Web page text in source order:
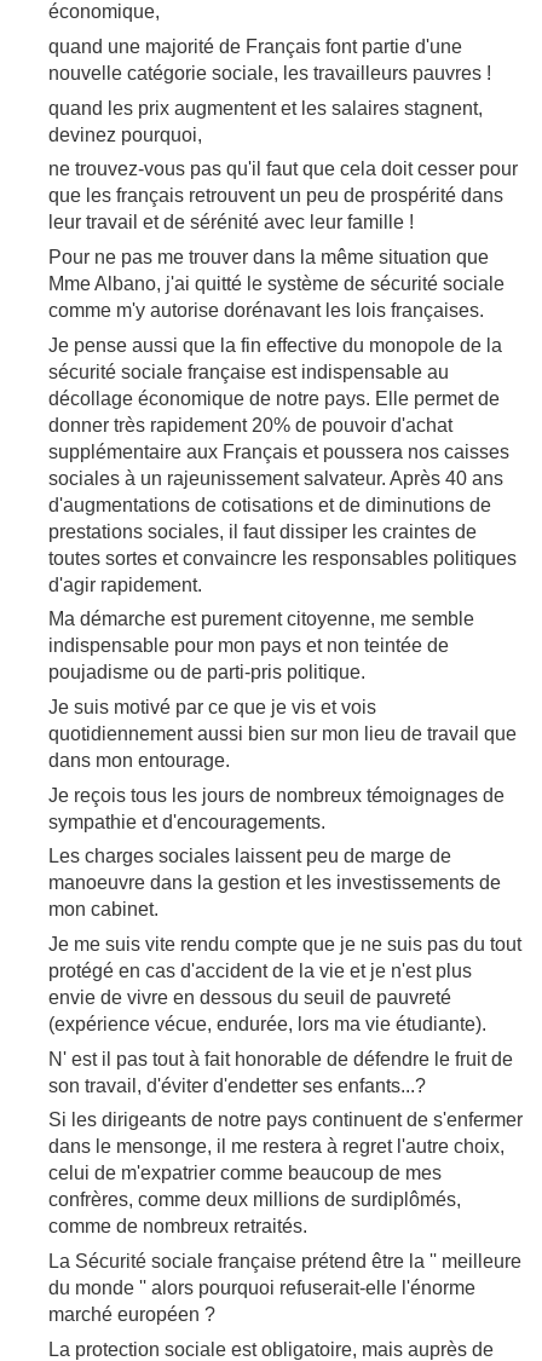
économique,
quand une majorité de Français font partie d'une
nouvelle catégorie sociale, les travailleurs pauvres !
quand les prix augmentent et les salaires stagnent,
devinez pourquoi,
ne trouvez-vous pas qu'il faut que cela doit cesser pour
que les français retrouvent un peu de prospérité dans
leur travail et de sérénité avec leur famille !
Pour ne pas me trouver dans la même situation que
Mme Albano, j'ai quitté le système de sécurité sociale
comme m'y autorise dorénavant les lois françaises.
Je pense aussi que la fin effective du monopole de la
sécurité sociale française est indispensable au
décollage économique de notre pays. Elle permet de
donner très rapidement 20% de pouvoir d'achat
supplémentaire aux Français et poussera nos caisses
sociales à un rajeunissement salvateur. Après 40 ans
d'augmentations de cotisations et de diminutions de
prestations sociales, il faut dissiper les craintes de
toutes sortes et convaincre les responsables politiques
d'agir rapidement.
Ma démarche est purement citoyenne, me semble
indispensable pour mon pays et non teintée de
poujadisme ou de parti-pris politique.
Je suis motivé par ce que je vis et vois
quotidiennement aussi bien sur mon lieu de travail que
dans mon entourage.
Je reçois tous les jours de nombreux témoignages de
sympathie et d'encouragements.
Les charges sociales laissent peu de marge de
manoeuvre dans la gestion et les investissements de
mon cabinet.
Je me suis vite rendu compte que je ne suis pas du tout
protégé en cas d'accident de la vie et je n'est plus
envie de vivre en dessous du seuil de pauvreté
(expérience vécue, endurée, lors ma vie étudiante).
N' est il pas tout à fait honorable de défendre le fruit de
son travail, d'éviter d'endetter ses enfants...?
Si les dirigeants de notre pays continuent de s'enfermer
dans le mensonge, il me restera à regret l'autre choix,
celui de m'expatrier comme beaucoup de mes
confrères, comme deux millions de surdiplômés,
comme de nombreux retraités.
La Sécurité sociale française prétend être la '' meilleure
du monde '' alors pourquoi refuserait-elle l'énorme
marché européen ?
La protection sociale est obligatoire, mais auprès de